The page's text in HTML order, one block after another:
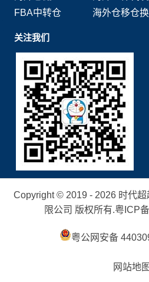
FBA中转仓
海外仓移仓
关注我们
Copyright © 2019 - 2026 时代
限公司 版权所有.粤ICP
粤公网安备
网站地图